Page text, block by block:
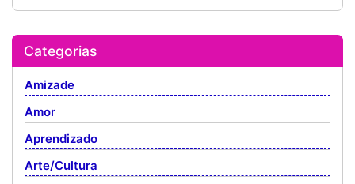
Categorias
Amizade
Amor
Aprendizado
Arte/Cultura